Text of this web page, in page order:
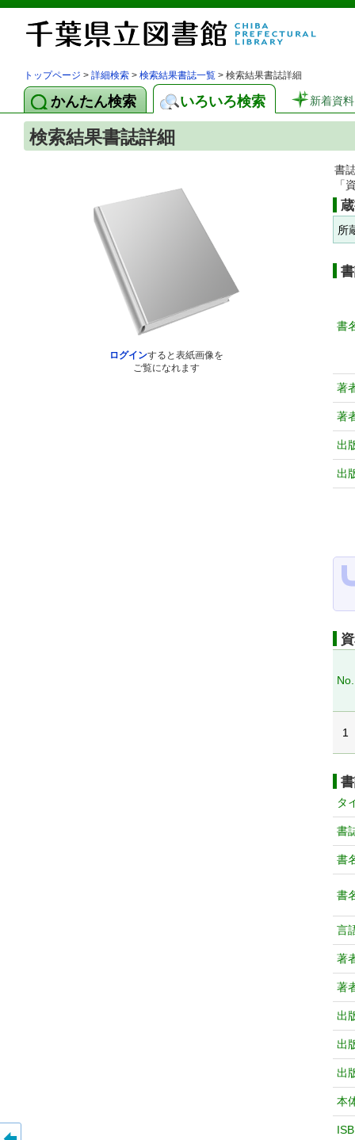
トップページ > 詳細検索 > 検索結果書誌一覧 > 検索結果書誌詳細
かんたん検索 いろいろ検索 新着資料
検索結果書誌詳細
ログインすると表紙画像を
ご覧になれます
書
「
所
書
著
著
出
出
No.
1
タ
書
書
書
言
著
著
出
出
出
本